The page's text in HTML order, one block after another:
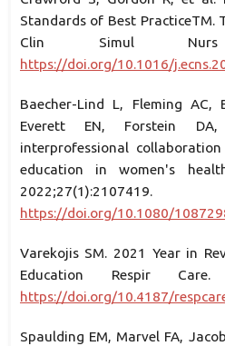
Standards of Best PracticeTM.
Clin Simul Nurs
https://doi.org/10.1016/
Baecher-Lind L, Fleming AC,
Everett EN, Forstein
interprofessional
education in women's
2022;27(1):2107419.
https://doi.org/10.1080/
Varekojis SM. 2021 Year in
Education Respir Care.
https://doi.org/10.4187/
Spaulding EM, Marvel FA,